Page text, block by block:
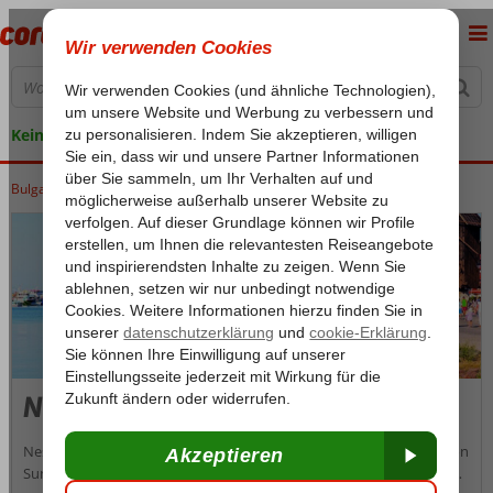
Keine versteckten Kosten
Home
Bulgarien Schwarzes Meer Nessebar
Nessebar
Nessebar (Nesebur) ist eine historische Küstenstadt in der Nähe von
Sunny Beach. Die vor rund 3.000 Jahren gegründete Stadt ist dank